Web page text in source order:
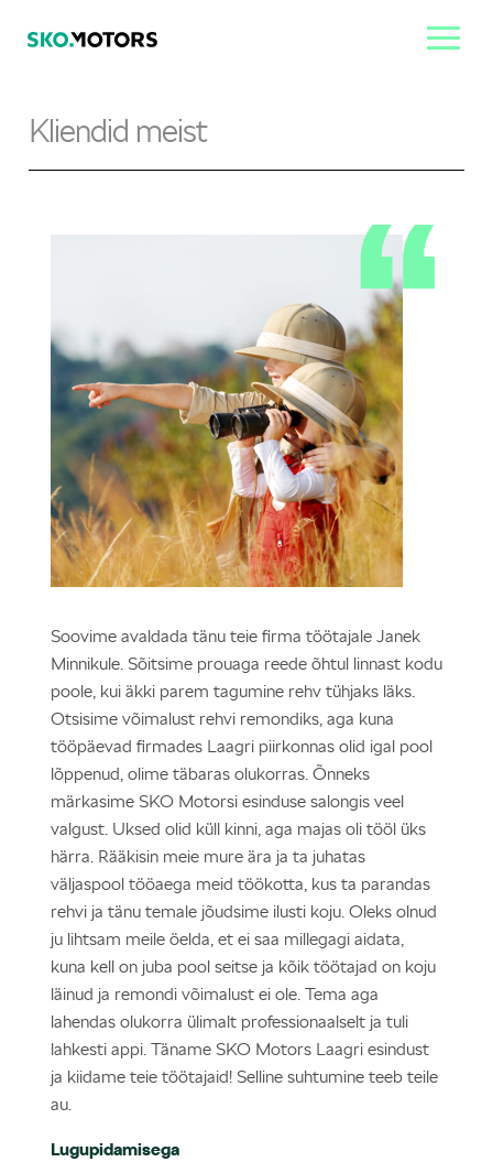
Kliendid meist
Soovime avaldada tänu teie firma töötajale Janek
Minnikule. Sõitsime prouaga reede õhtul linnast kodu
poole, kui äkki parem tagumine rehv tühjaks läks.
Otsisime võimalust rehvi remondiks, aga kuna
tööpäevad firmades Laagri piirkonnas olid igal pool
lõppenud, olime täbaras olukorras. Õnneks
märkasime SKO Motorsi esinduse salongis veel
valgust. Uksed olid küll kinni, aga majas oli tööl üks
härra. Rääkisin meie mure ära ja ta juhatas
väljaspool tööaega meid töökotta, kus ta parandas
rehvi ja tänu temale jõudsime ilusti koju. Oleks olnud
ju lihtsam meile öelda, et ei saa millegagi aidata,
kuna kell on juba pool seitse ja kõik töötajad on koju
läinud ja remondi võimalust ei ole. Tema aga
lahendas olukorra ülimalt professionaalselt ja tuli
lahkesti appi. Täname SKO Motors Laagri esindust
ja kiidame teie töötajaid! Selline suhtumine teeb teile
au.
Lugupidamisega